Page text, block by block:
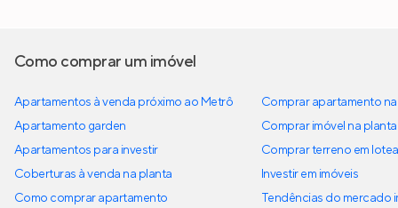
Como comprar um imóvel
Apartamentos à venda próximo ao Metrô
Apartamento garden
Apartamentos para investir
Coberturas à venda na planta
Como comprar apartamento
Comprar apartamento
Comprar imóvel na planta
Comprar terreno em
Investir em imóveis
Tendências do mercado